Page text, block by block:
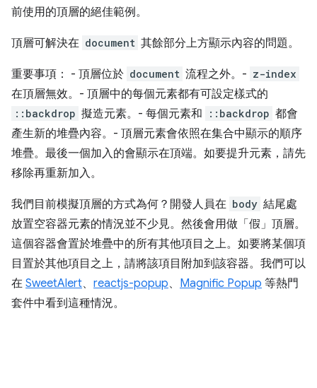
前使用的頂層的絕佳範例。
頂層可解決在 document 其餘部分上方顯示內容的問題。
重要事項： - 頂層位於 document 流程之外。- z-index
在頂層無效。- 頂層中的每個元素都有可設定樣式的
::backdrop 擬造元素。- 每個元素和 ::backdrop 都會
產生新的堆疊內容。- 頂層元素會依照在集合中顯示的順序
堆疊。最後一個加入的會顯示在頂端。如要提升元素，請先
移除再重新加入。
我們目前模擬頂層的方式為何？開發人員在 body 結尾處
放置空容器元素的情況並不少見。然後會用做「假」頂層。
這個容器會置於堆疊中的所有其他項目之上。如要將某個項
目置於其他項目之上，請將該項目附加到該容器。我們可以
在 SweetAlert、 reactjs-popup、 Magnific Popup 等熱門
套件中看到這種情況。